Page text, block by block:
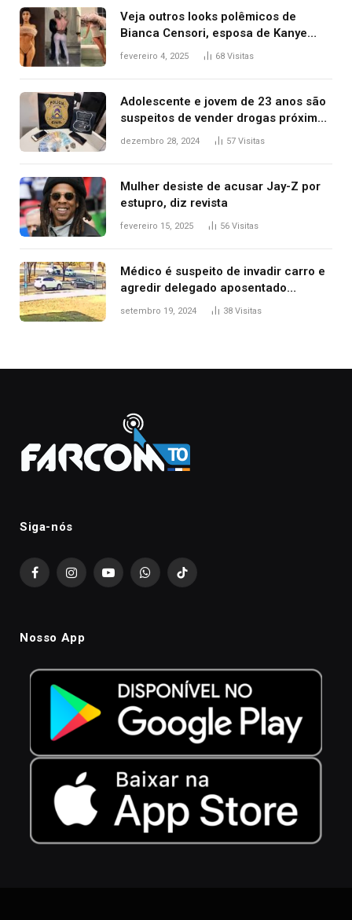
Veja outros looks polêmicos de
Bianca Censori, esposa de Kanye
West que apareceu nua no Grammy
fevereiro 4, 2025 68 Visitas
Adolescente e jovem de 23 anos são
suspeitos de vender drogas próximo
de delegacia e escola, diz polícia
dezembro 28, 2024 57 Visitas
Mulher desiste de acusar Jay-Z por
estupro, diz revista
fevereiro 15, 2025 56 Visitas
Médico é suspeito de invadir carro e
agredir delegado aposentado
durante confusão no trânsito
setembro 19, 2024 38 Visitas
Siga-nós
FacebookInstagramYouTubeWhatsAppTikTok
Nosso App